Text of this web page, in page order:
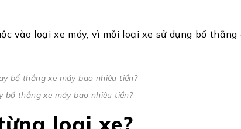
vào loại xe máy, vì mỗi loại xe sử dụng bố
bố thắng xe máy bao nhiêu tiền?